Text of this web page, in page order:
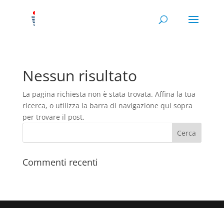
Nessun risultato
La pagina richiesta non è stata trovata. Affina la tua
ricerca, o utilizza la barra di navigazione qui sopra
per trovare il post.
Commenti recenti